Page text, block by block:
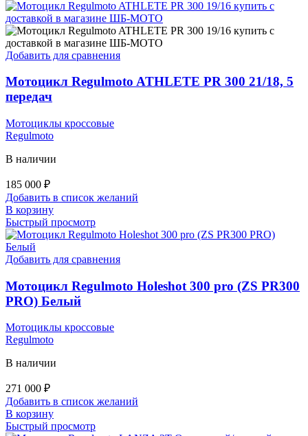
Добавить для сравнения
Мотоцикл Regulmoto ATHLETE PR 300 21/18, 5
передач
Мотоциклы кроссовые
Regulmoto
В наличии
185 000 ₽
Добавить в список желаний
В корзину
Быстрый просмотр
Добавить для сравнения
Мотоцикл Regulmoto Holeshot 300 pro (ZS PR300
PRO) Белый
Мотоциклы кроссовые
Regulmoto
В наличии
271 000 ₽
Добавить в список желаний
В корзину
Быстрый просмотр